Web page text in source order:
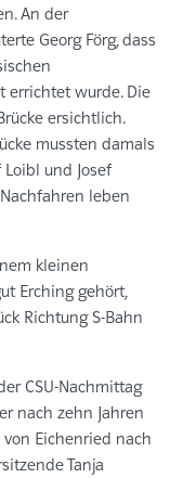
An der
Georg Förg, dass
errichtet wurde. Die
ersichtlich.
mussten damals
und Josef
leben
kleinen
Erching gehört,
Richtung S-Bahn
CSU-Nachmittag
nach zehn Jahren
Eichenried nach
Tanja